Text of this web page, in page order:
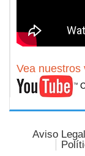
Vea nuestros
Aviso Legal